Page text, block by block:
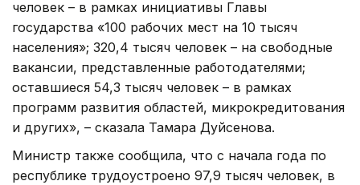
человек – в рамках инициативы Главы
государства «100 рабочих мест на 10 тысяч
населения»; 320,4 тысяч человек – на свободные
вакансии, представленные работодателями;
оставшиеся 54,3 тысяч человек – в рамках
программ развития областей, микрокредитования
и других», – сказала Тамара Дуйсенова.
Министр также сообщила, что с начала года по
республике трудоустроено 97,9 тысяч человек, в